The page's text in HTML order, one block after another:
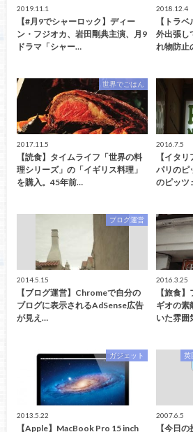
2019.11.1
【#月9でシャーロック】ディー
ン・フジオカ、岩田剛典主演、月9
ドラマ「シャー…
2018.12.4
【トラ
外出張し
れ物防止
世界でごはん
2017.11.5
【読食】タイムライフ「世界の料
理シリーズ」の「イギリス料理」
を購入。45年前…
2016.7.5
【イタ
パリのピ
のピッツ
ブログ運営
2014.5.15
【ブログ運営】Chromeで自分の
ブログに表示されるAdSense広告
が見え…
2016.3.25
【旅食
ギオの素
いた雰囲
ガジェット
2013.5.22
【Apple】MacBook Pro 15 inch
英
2007.6.5
【今日